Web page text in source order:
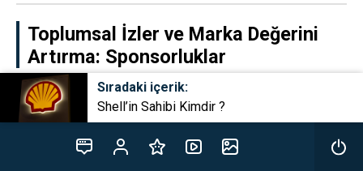
Sıradaki içerik:
Shell’in Sahibi Kimdir ?
Toplumsal İzler ve Marka Değerini
Artırma: Sponsorluklar
Medical Park, sadece tıbbi hizmetleriyle değil, aynı
zamanda Türk sporuna yaptığı önemli katkılarla da
Grup, çeşitli spor kulüplerine sponsor olarak